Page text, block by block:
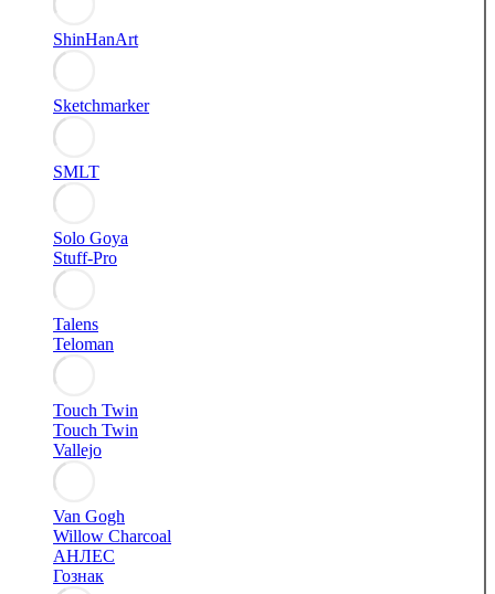
ShinHanArt
Sketchmarker
SMLT
Solo Goya
Stuff-Pro
Talens
Teloman
Touch Twin
Touch Twin
Vallejo
Van Gogh
Willow Charcoal
АНЛЕС
Гознак